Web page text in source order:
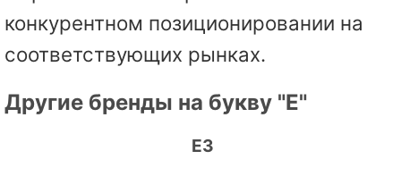
конкурентном позиционировании на
соответствующих рынках.
Другие бренды на букву "E"
E3